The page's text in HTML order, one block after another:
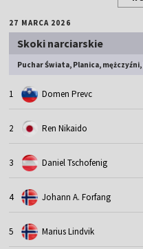
27 MARCA 2026
Skoki narciarskie
Puchar Świata, Planica,
1 Domen Prevc
2 Ren Nikaido
3 Daniel Tschofenig
4 Johann A. Forfang
5 Marius Lindvik